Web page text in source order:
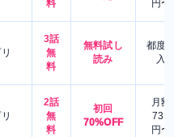
料
円〜
3話
無
料
無料試し
読み
都度
入
2話
無
料
初回
70%OFF
月額
730
円〜